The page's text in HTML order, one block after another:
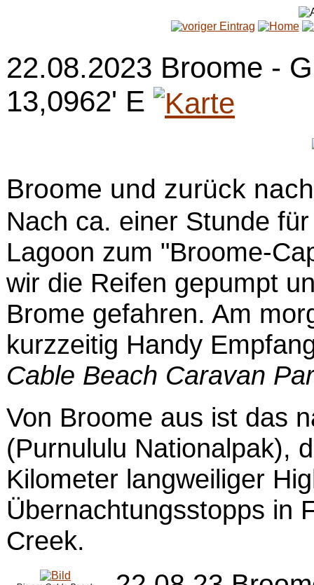
22.08.2023 Broome -
13,0962' E
Broome und zurück
Nach ca. einer Stunde
Lagoon zum "Broome-
wir die Reifen gepumpt
Brome gefahren. Am
kurzzeitig Handy
Cable Beach Caravan
Von Broome aus ist das
(Purnululu Nationalpak),
Kilometer langweiliger
Übernachtungsstopps in
Creek.